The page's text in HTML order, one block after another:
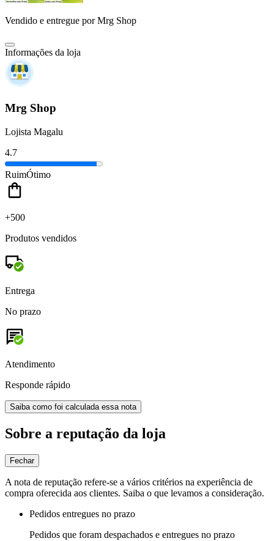
Vendido e entregue por Mrg Shop
Informações da loja
Mrg Shop
Lojista Magalu
4.7
RuimÓtimo
+500
Produtos vendidos
Entrega
No prazo
Atendimento
Responde rápido
Saiba como foi calculada essa nota
Sobre a reputação da loja
Fechar
A nota de reputação refere-se a vários critérios na experiência de
compra oferecida aos clientes. Saiba o que levamos a consideração.
Pedidos entregues no prazo
Pedidos que foram despachados e entregues no prazo